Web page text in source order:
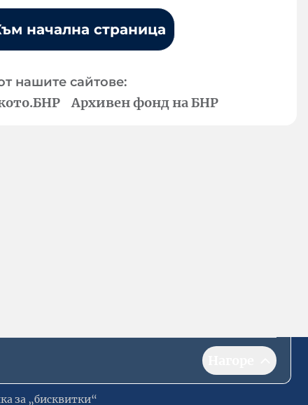
начална страница
нашите сайтове:
Архивен фонд на БНР
за „бисквитки“